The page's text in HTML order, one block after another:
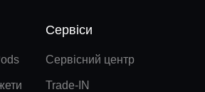
Сервіси
Сервісний центр
Trade-IN